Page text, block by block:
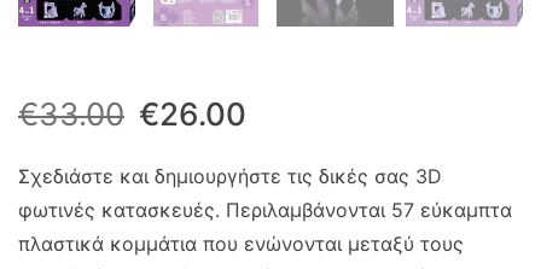
€33.00 Original
price
was:
€26.00
τρέχουσα
τιμή
Σχεδιάστε και δημιουργήστε τις δικές σας 3D
φωτινές κατασκευές. Περιλαμβάνονται 57 εύκαμπτα
πλαστικά κομμάτια που ενώνονται μεταξύ τους